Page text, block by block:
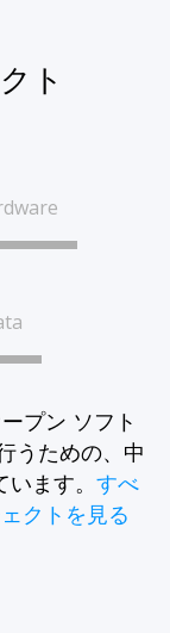
ト
プン ソフト
うための、中
ます。 すべ
クトを見る